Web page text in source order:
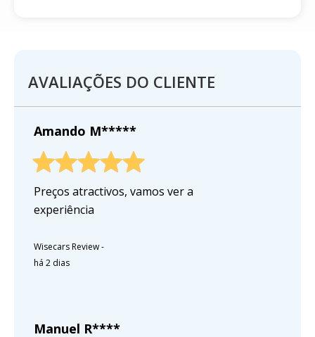
AVALIAÇÕES DO CLIENTE
Amando M*****
Preços atractivos, vamos ver a
experiência
Wisecars Review-
há 2 dias
Manuel R****